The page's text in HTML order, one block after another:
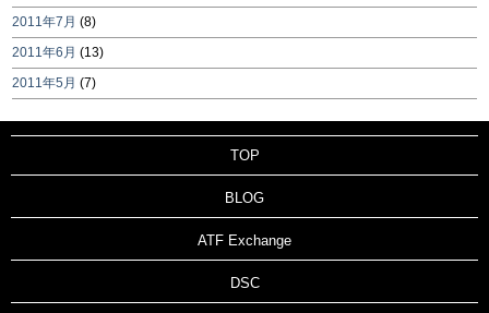
2011年7月 (8)
2011年6月 (13)
2011年5月 (7)
TOP
BLOG
ATF Exchange
DSC